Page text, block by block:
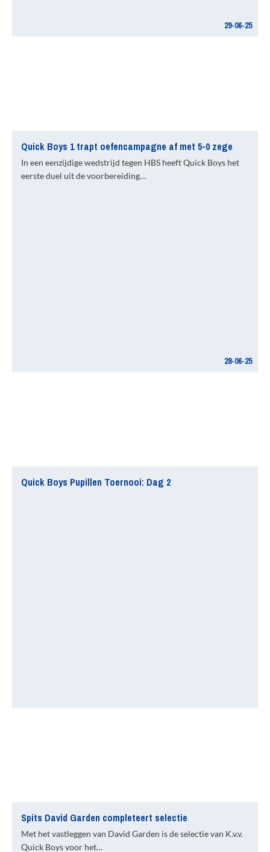
29-06-25
Quick Boys 1 trapt oefencampagne af met 5-0 zege
In een eenzijdige wedstrijd tegen HBS heeft Quick Boys het
eerste duel uit de voorbereiding…
28-06-25
Quick Boys Pupillen Toernooi: Dag 2
Spits David Garden completeert selectie
Met het vastleggen van David Garden is de selectie van K.v.v.
Quick Boys voor het…